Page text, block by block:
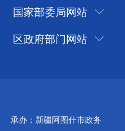
国家部委局网站
区政府部门网站
承办：新疆阿图什市政务